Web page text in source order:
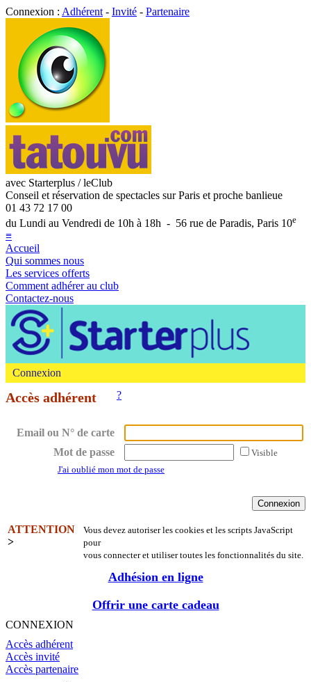
Connexion : Adhérent - Invité - Partenaire
avec Starterplus / leClub
Conseil et réservation de spectacles sur Paris et proche banlieue
01 43 72 17 00
du Lundi au Vendredi de 10h à 18h - 56 rue de Paradis, Paris 10e
≡
Accueil
Qui sommes nous
Les services offerts
Comment adhérer au club
Contactez-nous
Connexion
Accès adhérent ?
Email ou N° de carte
Mot de passe
Visible
J'ai oublié mon mot de passe
ATTENTION
>
Vous devez autoriser les cookies et les scripts JavaScript
pour
vous connecter et utiliser toutes les fonctionnalités du site.
Adhésion en ligne
Offrir une carte cadeau
CONNEXION
Accès adhérent
Accès invité
Accès partenaire